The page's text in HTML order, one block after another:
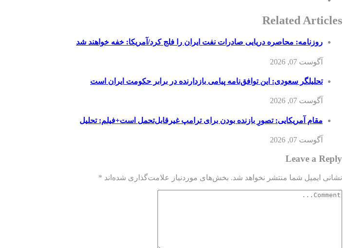
Related Articles
روزنامه: محاصره دریایی صادرات نفت ایران را فلج کرد/آمریکا: خفه خواهند شد
آگوست 07, 2026
تحلیلگر سعودی: این توافق‌نامه پیامی بازدارنده در برابر حکومت ایران است
آگوست 07, 2026
مقام آمریکایی: تصورِ بازنده بودن برای ترامپ غیرقابل‌تحمل است+فیلم: تحلیل
آگوست 07, 2026
Leave a Reply
نشانی ایمیل شما منتشر نخواهد شد. بخش‌های موردنیاز علامت‌گذاری شده‌اند *